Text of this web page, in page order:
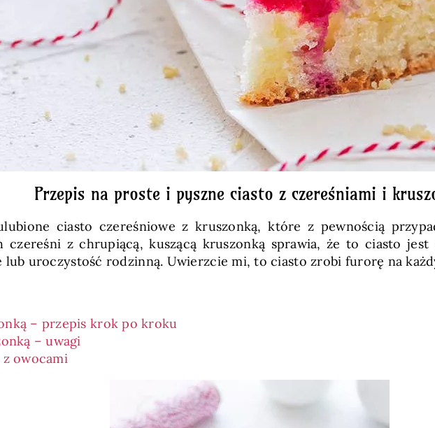
Przepis na proste i pyszne ciasto z czereśniami i
ciasto czereśniowe z kruszonką, które z pewnością
czereśni z chrupiącą, kuszącą kruszonką sprawia, że to ciasto
lub uroczystość rodzinną. Uwierzcie mi, to ciasto zrobi furorę na
– przepis krok po kroku
– uwagi
z owocami